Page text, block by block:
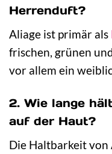
Herrenduft?
Aliage ist primär als
frischen, grünen
vor allem ein
2. Wie lange
auf der Haut?
Die Haltbarkeit von